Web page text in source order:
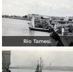
Rio Tamesi.